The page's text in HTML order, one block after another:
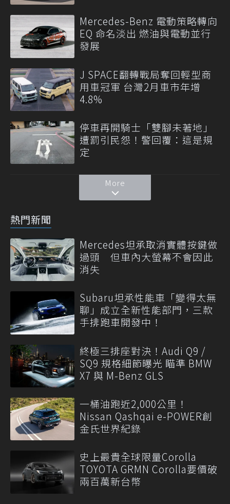
Mercedes-Benz 電動策略轉向
EQ 命名淡出 燃油與電動並行
發展
J SPACE翻轉戰局奪回輕型商
用車冠軍 台灣2月車市年增
4.8%
停車再開騎士「雙腳未著地」
遭罰引民怨！警回覆：這是規
定
More
熱門新聞
Mercedes坦承取消實體按鍵做
過頭 但車內大螢幕不會因此
消失
Subaru坦承性能車「變得太無
聊」成立全新性能部門，三款
手排跑車開發中！
終極三排座對決！Audi Q9 /
SQ9 規格細節曝光 瞄準 BMW
X7 與 M-Benz GLS
一桶油跑近2,000公里！
Nissan Qashqai e-POWER創
金氏世界紀錄
史上最貴全球限量Corolla
TOYOTA GRMN Corolla要價破
兩百萬新台幣